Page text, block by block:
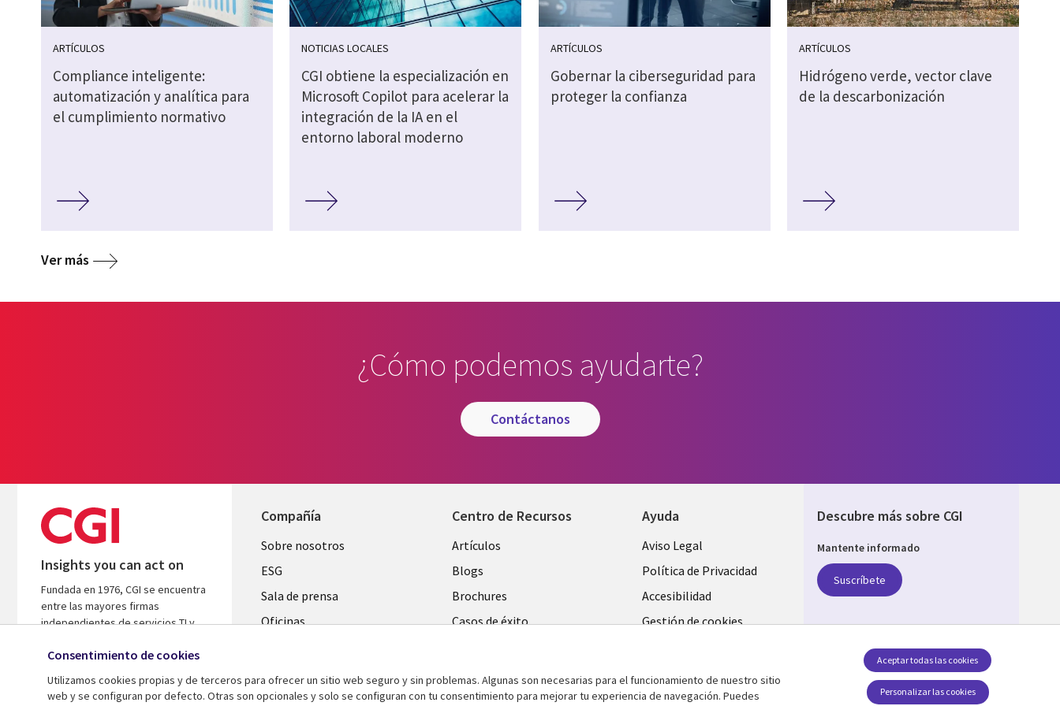
ARTÍCULOS
Compliance inteligente:
automatización y analítica para
el cumplimiento normativo
NOTICIAS LOCALES
CGI obtiene la especialización en
Microsoft Copilot para acelerar la
integración de la IA en el
entorno laboral moderno
ARTÍCULOS
Gobernar la ciberseguridad para
proteger la confianza
ARTÍCULOS
Hidrógeno verde, vector clave
de la descarbonización
Ver más
¿Cómo podemos ayudarte?
contáctanos
Insights you can act on
Fundada en 1976, CGI se encuentra
entre las mayores firmas
independientes de servicios TI y
Nos basamos en conocimientos y
rendimiento de tus inversiones.
Compañía
Useful
links
SPAIN
Sobre nosotros
ESG
Sala de prensa
Oficinas
Centro de Recursos
Library
Links
SPAIN
Artículos
Blogs
Brochures
Casos de éxito
Puntos de vista
Ayuda
Legal
SPAIN
Aviso Legal
Política de Privacidad
Accesibilidad
Gestión de cookies
Descubre más sobre CGI
Mantente informado
Suscríbete
Síguenos en
Social Media SPAIN
Consentimiento de cookies
Utilizamos cookies propias y de terceros para ofrecer un sitio web seguro y sin problemas. Algunas son necesarias para el funcionamiento de nuestro sitio
web y se configuran por defecto. Otras son opcionales y solo se configuran con tu consentimiento para mejorar tu experiencia de navegación. Puedes
Personalizar las cookies
Aceptar todas las cookies